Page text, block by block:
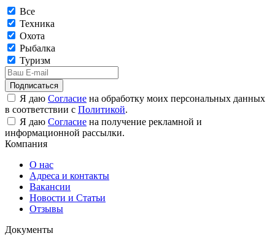
Все
Техника
Охота
Рыбалка
Туризм
Подписаться
Я даю Согласие на обработку моих персональных данных
в соответствии с Политикой.
Я даю Согласие на получение рекламной и
информационной рассылки.
Компания
О нас
Адреса и контакты
Вакансии
Новости и Статьи
Отзывы
Документы